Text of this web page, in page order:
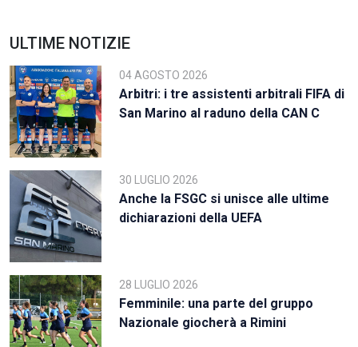
ULTIME NOTIZIE
04 AGOSTO 2026
Arbitri: i tre assistenti arbitrali FIFA di
San Marino al raduno della CAN C
30 LUGLIO 2026
Anche la FSGC si unisce alle ultime
dichiarazioni della UEFA
28 LUGLIO 2026
Femminile: una parte del gruppo
Nazionale giocherà a Rimini